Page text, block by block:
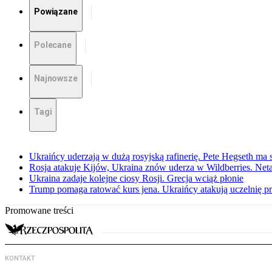
Powiązane
Polecane
Najnowsze
Tagi
Ukraińcy uderzają w dużą rosyjską rafinerię. Pete Hegseth
Rosja atakuje Kijów, Ukraina znów uderza w Wildberries.
Ukraina zadaje kolejne ciosy Rosji. Grecja wciąż płonie
Trump pomaga ratować kurs jena. Ukraińcy atakują uczelnię
Promowane treści
KONTAKT